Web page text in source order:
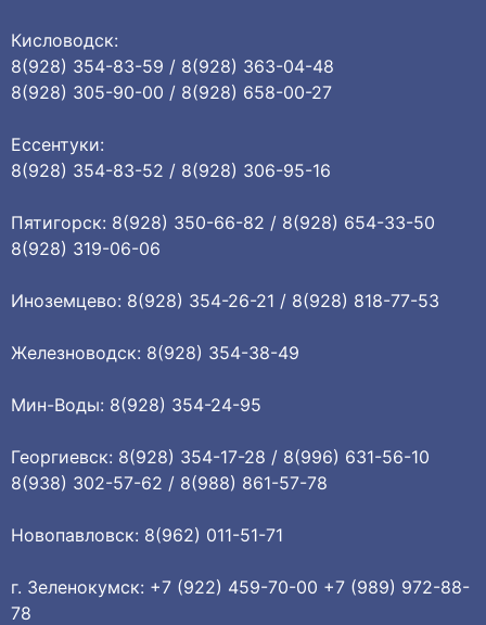
Кисловодск:
8(928) 354-83-59 / 8(928) 363-04-48
8(928) 305-90-00 / 8(928) 658-00-27
Ессентуки:
8(928) 354-83-52 / 8(928) 306-95-16
Пятигорск: 8(928) 350-66-82 / 8(928) 654-33-50
8(928) 319-06-06
Иноземцево: 8(928) 354-26-21 / 8(928) 818-77-53
Железноводск: 8(928) 354-38-49
Мин-Воды: 8(928) 354-24-95
Георгиевск: 8(928) 354-17-28 / 8(996) 631-56-10
8(938) 302-57-62 / 8(988) 861-57-78
Новопавловск: 8(962) 011-51-71
г. Зеленокумск: +7 (922) 459-70-00 +7 (989) 972-88-
78